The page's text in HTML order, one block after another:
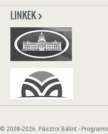
LINKEK
© 2008-2026. Pásztor Bálint -